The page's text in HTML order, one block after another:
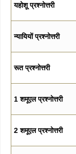
यहोशू प्रश्नोत्तरी
न्यायियों प्रश्नोत्तरी
रूत प्रश्नोत्तरी
1 शमूएल प्रश्नोत्तरी
2 शमूएल प्रश्नोत्तरी